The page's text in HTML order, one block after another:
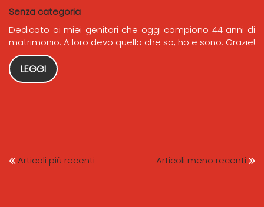
Senza categoria
Dedicato ai miei genitori che oggi compiono 44 anni di
matrimonio. A loro devo quello che so, ho e sono. Grazie!
LEGGI
Articoli più recenti Articoli meno recenti